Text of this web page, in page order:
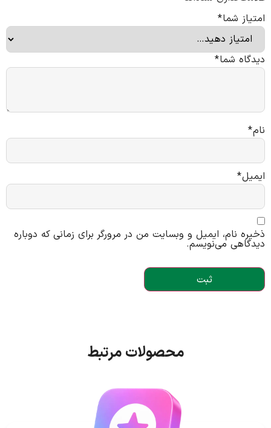
امتیاز شما*
دیدگاه شما*
نام*
ایمیل*
ذخیره نام، ایمیل و وبسایت من در مرورگر برای زمانی که دوباره
دیدگاهی می‌نویسم.
محصولات مرتبط